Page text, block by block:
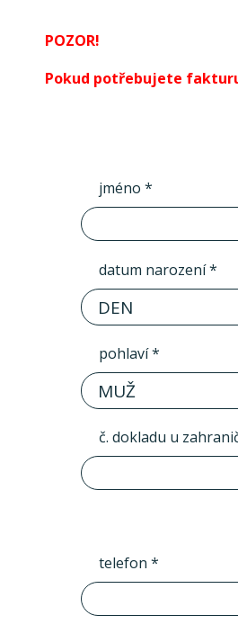
POZOR!
Pokud potřebujete
jméno *
datum narození *
DEN
pohlaví *
MUŽ
č. dokladu u
telefon *